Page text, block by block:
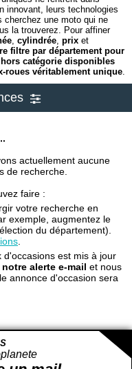
innovant, leurs technologies
cherchez une moto qui ne
la trouverez. Pour affiner
, cylindrée, prix et
filtre par département pour
catégorie disponibles
roues véritablement unique.
actuellement aucune
de recherche.
faire :
votre recherche en
exemple, augmentez le
du département).
d'occasions est mis à jour
alerte e-mail et nous
annonce d'occasion sera